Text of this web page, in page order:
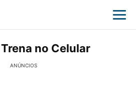
no Celular
ANÚNCIOS